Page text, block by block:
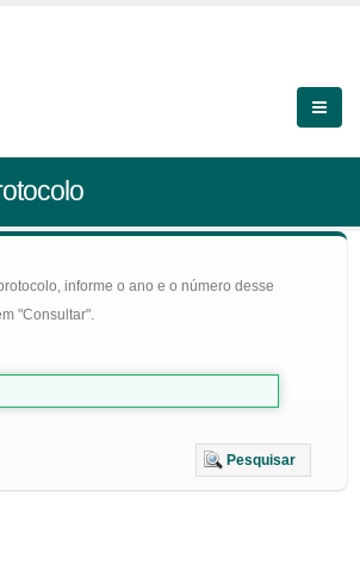
informe o ano e o número desse
"Consultar".
Pesquisar